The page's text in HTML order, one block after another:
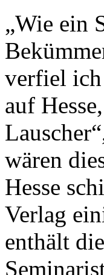
„Wie ein
verfiel ich
auf
wären
Hesse
Verlag
enthält